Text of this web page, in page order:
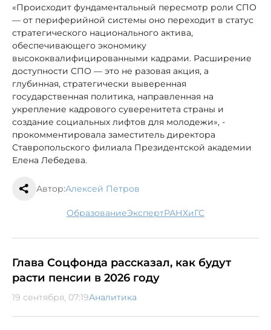
«Происходит фундаментальный пересмотр роли СПО
— от периферийной системы оно переходит в статус
стратегического национального актива,
обеспечивающего экономику
высококвалифицированными кадрами. Расширение
доступности СПО — это не разовая акция, а
глубинная, стратегически выверенная
государственная политика, направленная на
укрепление кадрового суверенитета страны и
создание социальных лифтов для молодежи», -
прокомментировала заместитель директора
Ставропольского филиала Президентской академии
Елена Лебедева.
Автор:Алексей Петров
образование эксперт РАНХиГС
Глава Соцфонда рассказал, как будут
расти пенсии в 2026 году
19 сентября, 07:19Аналитика